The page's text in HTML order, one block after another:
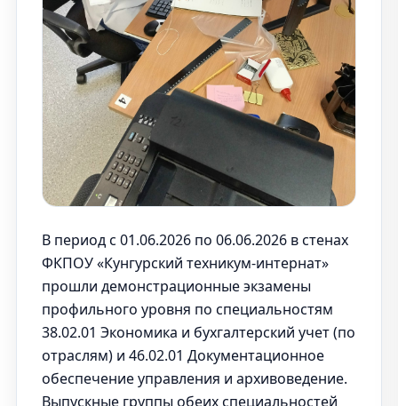
В период с 01.06.2026 по 06.06.2026 в стенах
ФКПОУ «Кунгурский техникум-интернат»
прошли демонстрационные экзамены
профильного уровня по специальностям
38.02.01 Экономика и бухгалтерский учет (по
отраслям) и 46.02.01 Документационное
обеспечение управления и архивоведение.
Выпускные группы обеих специальностей